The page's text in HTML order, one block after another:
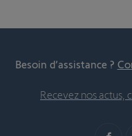
Besoin d’assistance ?
Recevez nos actus,